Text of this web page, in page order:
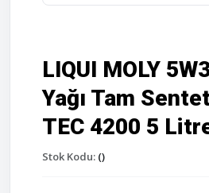
LIQUI MOLY
Yağı Tam
TEC 4200 5
Stok Kodu: ()